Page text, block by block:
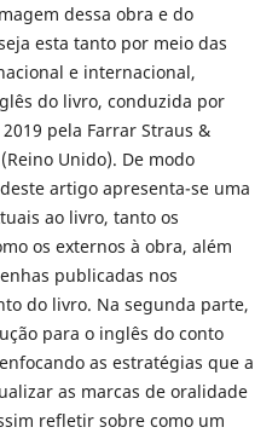
dessa obra e do
esta tanto por meio das
e internacional,
do livro, conduzida por
pela Farrar Straus &
Unido). De modo
artigo apresenta-se uma
ao livro, tanto os
os externos à obra, além
publicadas nos
do livro. Na segunda parte,
para o inglês do conto
as estratégias que a
as marcas de oralidade
refletir sobre como um